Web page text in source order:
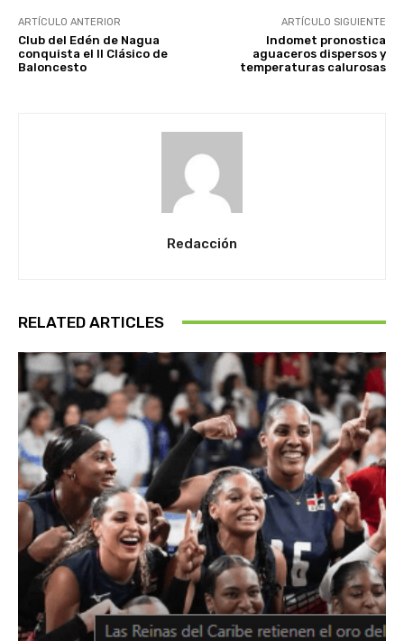
ARTÍCULO ANTERIOR
Club del Edén de Nagua
conquista el II Clásico de
Baloncesto
ARTÍCULO SIGUIENTE
Indomet pronostica
aguaceros dispersos y
temperaturas calurosas
Redacción
RELATED ARTICLES